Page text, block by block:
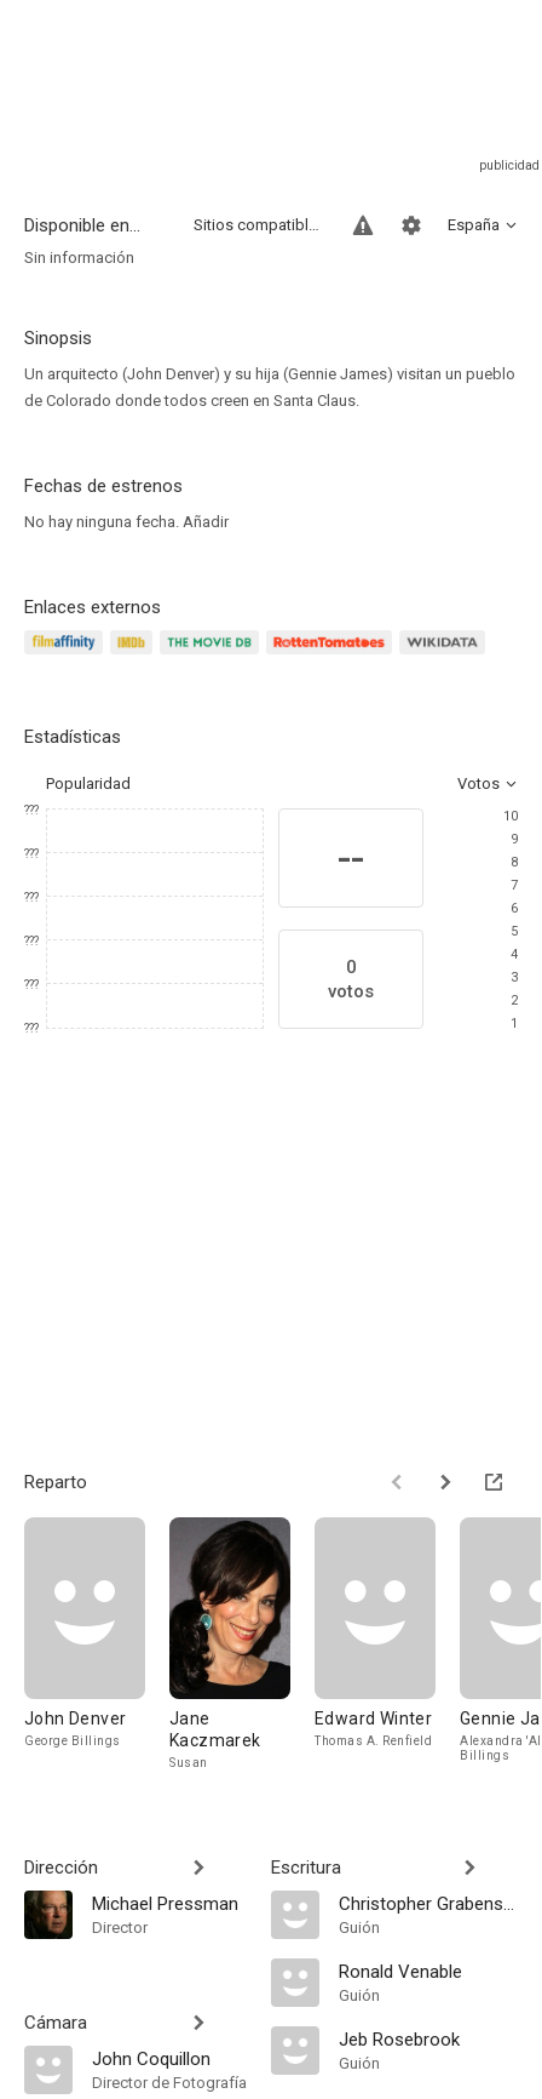
Disponible en... España
Sitios compatibles
Sin información
Sinopsis
Un arquitecto (John Denver) y su hija (Gennie James) visitan un pueblo
de Colorado donde todos creen en Santa Claus.
Fechas de estrenos
No hay ninguna fecha. Añadir
Enlaces externos
Estadísticas
Popularidad Votos
???
???
???
???
???
???
--
0
votos
10
9
8
7
6
5
4
3
2
1
Reparto
John Denver
George Billings
Jane
Kaczmarek
Susan
Edward Winter
Thomas A. Renfield
Gennie
Alexandra
Billings
Dirección
Michael Pressman
Director
Cámara
John Coquillon
Director de Fotografía
Escritura
Christopher Grabenstein
Guión
Ronald Venable
Guión
Jeb Rosebrook
Guión